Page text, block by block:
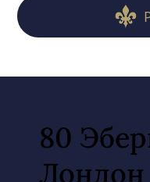
80
Лондон